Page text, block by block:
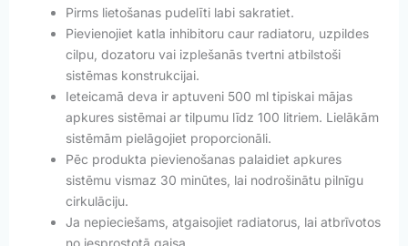
Pirms lietošanas pudelīti labi sakratiet.
Pievienojiet katla inhibitoru caur radiatoru, uzpildes
cilpu, dozatoru vai izplešanās tvertni atbilstoši
sistēmas konstrukcijai.
Ieteicamā deva ir aptuveni 500 ml tipiskai mājas
apkures sistēmai ar tilpumu līdz 100 litriem. Lielākām
sistēmām pielāgojiet proporcionāli.
Pēc produkta pievienošanas palaidiet apkures
sistēmu vismaz 30 minūtes, lai nodrošinātu pilnīgu
cirkulāciju.
Ja nepieciešams, atgaisojiet radiatorus, lai atbrīvotos
no iesprostotā gaisa.